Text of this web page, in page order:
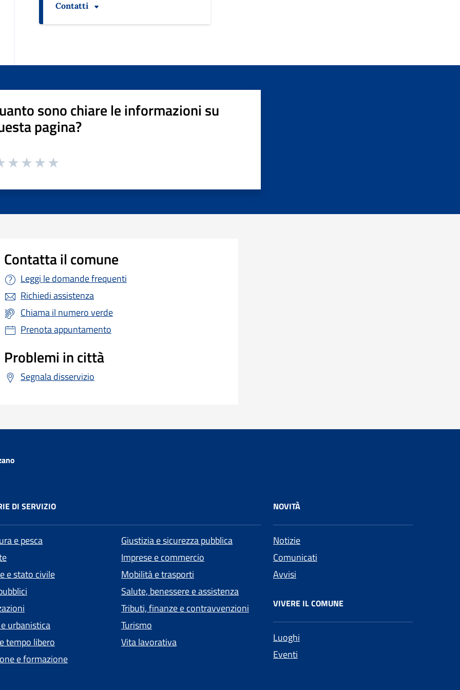
Contatti
sono chiare le informazioni su
pagina?
Contatta il comune
Leggi le domande frequenti
Richiedi assistenza
Chiama il numero verde
Prenota appuntamento
Problemi in città
Segnala disservizio
DI SERVIZIO
e pesca
e stato civile
urbanistica
tempo libero
e formazione
Giustizia e sicurezza pubblica
Imprese e commercio
Mobilità e trasporti
Salute, benessere e assistenza
Tributi, finanze e contravvenzioni
Turismo
Vita lavorativa
NOVITÀ
Notizie
Comunicati
Avvisi
VIVERE IL COMUNE
Luoghi
Eventi